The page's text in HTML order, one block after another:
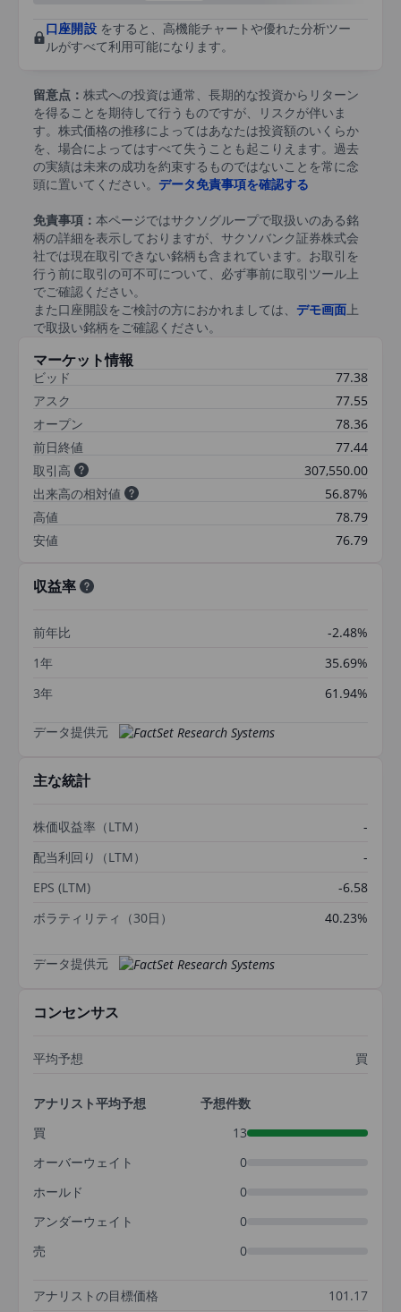
口座開設をすると、高機能チャートや優れた分析ツー
ルがすべて利用可能になります。
留意点： 株式への投資は通常、長期的な投資からリターン
を得ることを期待して行うものですが、リスクが伴いま
す。株式価格の推移によってはあなたは投資額のいくらか
を、場合によってはすべて失うことも起こりえます。過去
の実績は未来の成功を約束するものではないことを常に念
頭に置いてください。 データ免責事項を確認する
免責事項： 本ページではサクソグループで取扱いのある銘
柄の詳細を表示しておりますが、サクソバンク証券株式会
社では現在取引できない銘柄も含まれています。お取引を
行う前に取引の可不可について、必ず事前に取引ツール上
でご確認ください。
また口座開設をご検討の方におかれましては、 デモ画面 上
で取扱い銘柄をご確認ください。
マーケット情報
ビッド
77.38
アスク
77.55
オープン
78.36
前日終値
77.44
取引高
307,550.00
出来高の相対値
56.87%
高値
78.79
安値
76.79
収益率
前年比
-2.48%
1年
35.69%
3年
61.94%
データ提供元
主な統計
株価収益率（LTM）
-
配当利回り（LTM）
-
EPS (LTM)
-6.58
ボラティリティ（30日）
40.23%
データ提供元
コンセンサス
平均予想 買
アナリスト平均予想
予想件数
買
13
オーバーウェイト
0
ホールド
0
アンダーウェイト
0
売
0
アナリストの目標価格 101.17